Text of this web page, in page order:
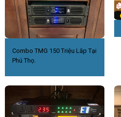
Combo TMG 150 Triệu Lắp Tại
Phú Thọ.